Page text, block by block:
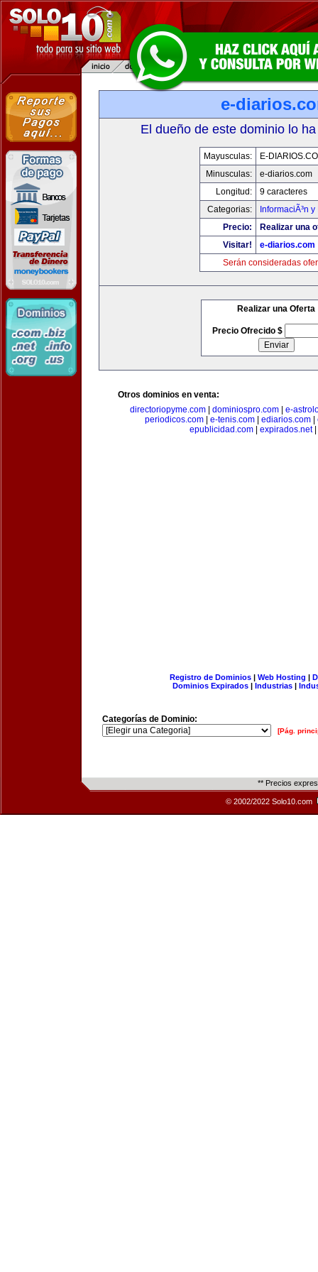
e-
El dueño de este dominio lo
Mayusculas:
E-
Minusculas:
e-diarios.com
Longitud:
9 caracteres
Categorias:
InformaciÃ³n
Precio:
Realizar una
Visitar!
e-diarios.com
Serán consideradas
Realizar una Oferta
Precio Ofrecido $
Otros dominios en venta:
directoriopyme.com| dominiospro.com| e-
periodicos.com| e-tenis.com| ediarios.com|
epublicidad.com
expirados.net|
Registro de Dominios| Web Hosting |
Dominios Expirados | Industrias |
Categorías de Dominio:
[Pág.
** Precios
© 2002/2022 Solo10.com